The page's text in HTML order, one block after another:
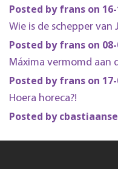
Posted by frans on 16-
Wie is de schepper van
Posted by frans on 08-
Máxima vermomd aan
Posted by frans on 17-
Hoera horeca?!
Posted by